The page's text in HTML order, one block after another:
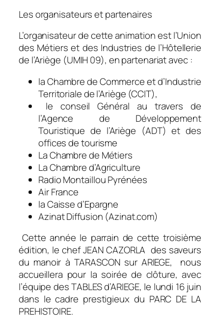
Les organisateurs et partenaires
L’organisateur de cette animation est l’Union
des Métiers et des Industries de l’Hôtellerie
de l’Ariège (UMIH 09), en partenariat avec :
la Chambre de Commerce et d’Industrie
Territoriale de l’Ariège (CCIT),
le conseil Général au travers de
l’Agence de Développement
Touristique de l’Ariège (ADT) et des
offices de tourisme
La Chambre de Métiers
La Chambre d’Agriculture
Radio Montaillou Pyrénées
Air France
la Caisse d’Epargne
Azinat Diffusion (Azinat.com)
Cette année le parrain de cette troisième
édition, le chef JEAN CAZORLA des saveurs
du manoir à TARASCON sur ARIEGE, nous
accueillera pour la soirée de clôture, avec
l’équipe des TABLES d’ARIEGE, le lundi 16 juin
dans le cadre prestigieux du PARC DE LA
PREHISTOIRE.